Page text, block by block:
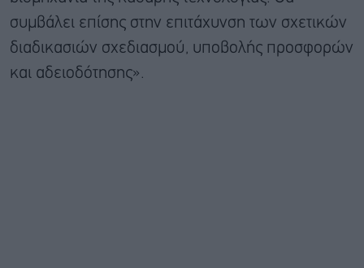
συμβάλει επίσης στην επιτάχυνση των σχετικών
διαδικασιών σχεδιασμού, υποβολής προσφορών
και αδειοδότησης».